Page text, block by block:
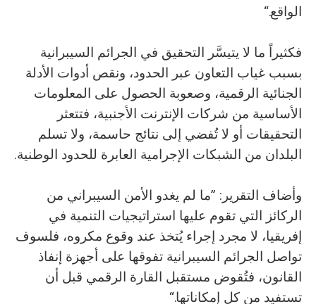
الواقع.“
فكثيراً ما لا يتيسَّر التحقيق في الجرائم السيبرانية
بسبب غياب التعاون عبر الحدود، ونقص أدوات الأدلة
الجنائية الرقمية، وصعوبة الحصول على المعلومات
الأساسية من شركات الإنترنت الأجنبية، فتتعثر
التحقيقات أو لا تُفضي إلى نتائج حاسمة، ولا تسلم
البلدان من الشبكات الإجرامية العابرة للحدود الوطنية.
وأضاف التقرير: ”ما لم يغدو الأمن السيبراني من
الركائز التي تقوم عليها استراتيجيات التنمية في
إفريقيا، لا مجرد إجراء يُتخذ عند وقوع مكروه، فلسوف
تواصل الجرائم السيبرانية تفوقها على أجهزة إنفاذ
القانون، فتُقوض مستقبل القارة الرقمي قبل أن
تستفيد من كل إمكاناتها.“